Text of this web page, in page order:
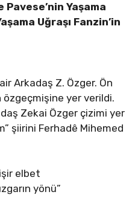
Pavese’nin Yaşama
Uğraşı Fanzin’in
Arkadaş Z. Özger. Ön
yer verildi.
Zekai Özger çizimi yer
şiirini Ferhadê Mihemed
elbet
yönü”